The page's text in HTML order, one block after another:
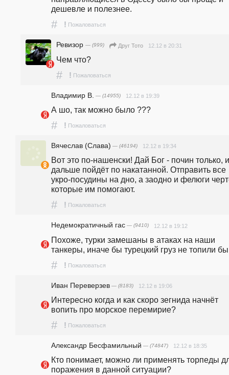
дешевле и полезнее.
# ! Пожаловаться
Ревизор — (999) Друг Тото 12.12 в 20:31
Чем что?
# ! Пожаловаться
Владимир В. — (14955) 12.12 в 19:39
А шо, так можно было ???
# ! Пожаловаться
Вячеслав (Слава) — (46194) 12.12 в 19:34
Вот это по-нашенски! Дай Бог - почин только, и
дальше пойдёт по накатанной. Отправить все
укро-посудины на дно, а заодно и фелюги
которые им помогают.
# ! Пожаловаться
Недемократичный гас — (9410) 12.12 в 19:12
Похоже, турки замешаны в атаках на наши
танкеры, иначе бы турецкий груз не топили
# ! Пожаловаться
Иван Переверзев — (8183) 12.12 в 19:06
Интересно когда и как скоро зегнида начнёт
вопить про морское перемирие?
# ! Пожаловаться
Александр Бесфамильный — (74847) 12.12 в 18:35
Кто понимает, можно ли применять торпеды
поражения в данной ситуации?